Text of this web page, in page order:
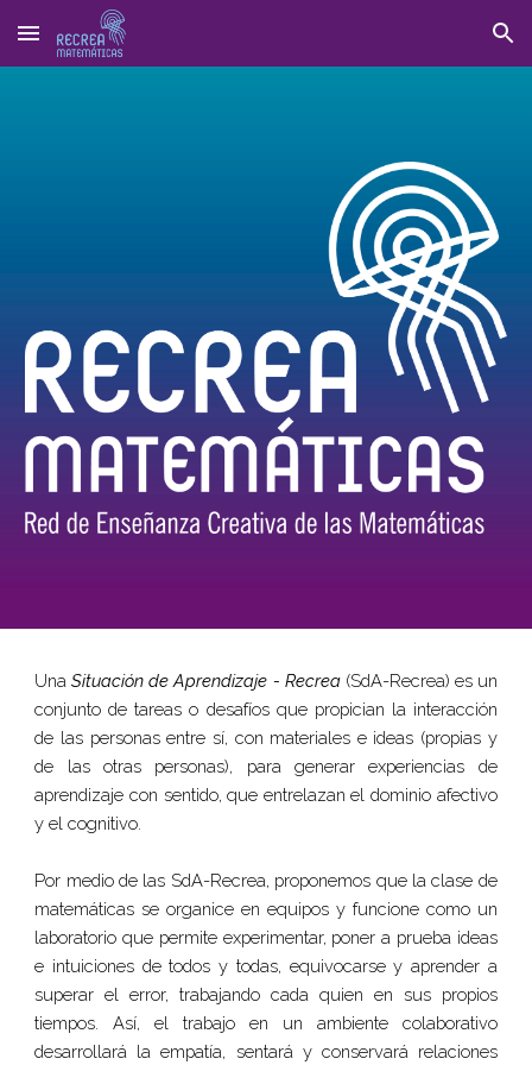
Skip to main content Skip to navigation
UnaSituación de Aprendizaje - Recrea (SdA-Recrea) es un
conjunto de tareas o desafíos que propician la interacción
de las personas entre sí, con materiales e ideas (propias y
de las otras personas), para generar experiencias de
aprendizaje con sentido, que entrelazan el dominio afectivo
y el cognitivo.
Por medio de las SdA-Recrea, proponemos que la clase de
matemáticas se organice en equipos y funcione como un
laboratorio que permite experimentar, poner a prueba ideas
e intuiciones de todos y todas, equivocarse y aprender a
superar el error, trabajando cada quien en sus propios
tiempos. Así, el trabajo en un ambiente colaborativo
desarrollará la empatía, sentará y conservará relaciones